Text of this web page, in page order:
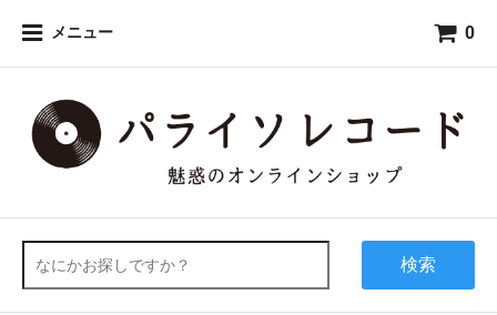
メニュー 0
検索